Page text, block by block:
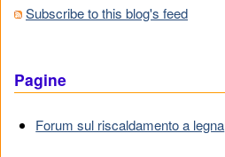
Subscribe to this blog's feed
Pagine
Forum sul riscaldamento a legna